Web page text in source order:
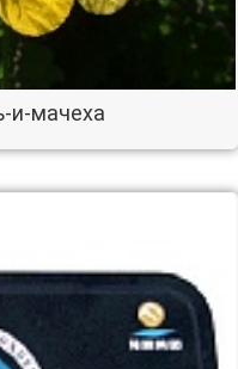
и-мачеха